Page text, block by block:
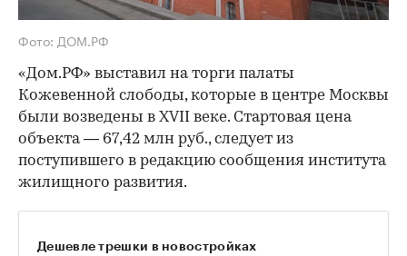
Фото: ДОМ.РФ
«Дом.РФ» выставил на торги палаты
Кожевенной слободы, которые в центре Москвы
были возведены в XVII веке. Стартовая цена
объекта — 67,42 млн руб., следует из
поступившего в редакцию сообщения института
жилищного развития.
Дешевле трешки в новостройках